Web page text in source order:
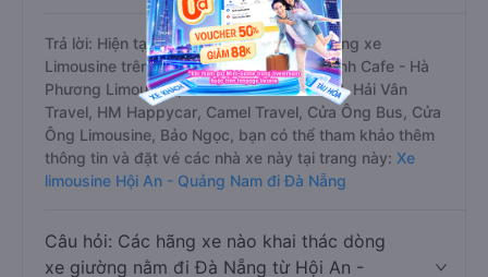
Trả lời: Hiện tại có 8 hãng xe khai thác dòng xe
Limousine trên tuyến đường này là xe Hạnh Cafe - Hà
Phương Limousine, G8 SAPA OPEN TOUR, Hải Vân
Travel, HM Happycar, Camel Travel, Cửa Ông Bus, Cửa
Ông Limousine, Bảo Ngọc, bạn có thể tham khảo thêm
thông tin và đặt vé các nhà xe này tại trang này: Xe
limousine Hội An - Quảng Nam đi Đà Nẵng
Câu hỏi: Các hãng xe nào khai thác dòng
xe giường nằm đi Đà Nẵng từ Hội An -